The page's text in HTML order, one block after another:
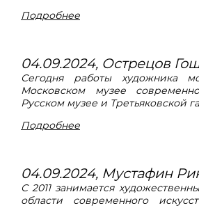
Подробнее
04.09.2024, Острецов
Сегодня работы художника
Московском музее
Русском музее и Третьяковской
Подробнее
04.09.2024, Мустафин
С 2011 занимается
области современного